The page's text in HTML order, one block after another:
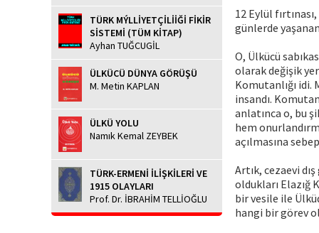
TÜRK MÝLLİYETÇİLİİĞİ FİKİR
SİSTEMİ (TÜM KİTAP)
Ayhan TUĞCUGİL
ÜLKÜCÜ DÜNYA GÖRÜŞÜ
M. Metin KAPLAN
ÜLKÜ YOLU
Namık Kemal ZEYBEK
TÜRK-ERMENİ İLİŞKİLERİ VE
1915 OLAYLARI
Prof. Dr. İBRAHİM TELLİOĞLU
12 Eylül
günlerde
O, Ülkücü
olarak değişik
Komutanlığı
insandı.
anlatınca o, bu
hem
açılmasına
Artık, cezaevi
oldukları Elazığ
bir vesile ile
hangi bir görev